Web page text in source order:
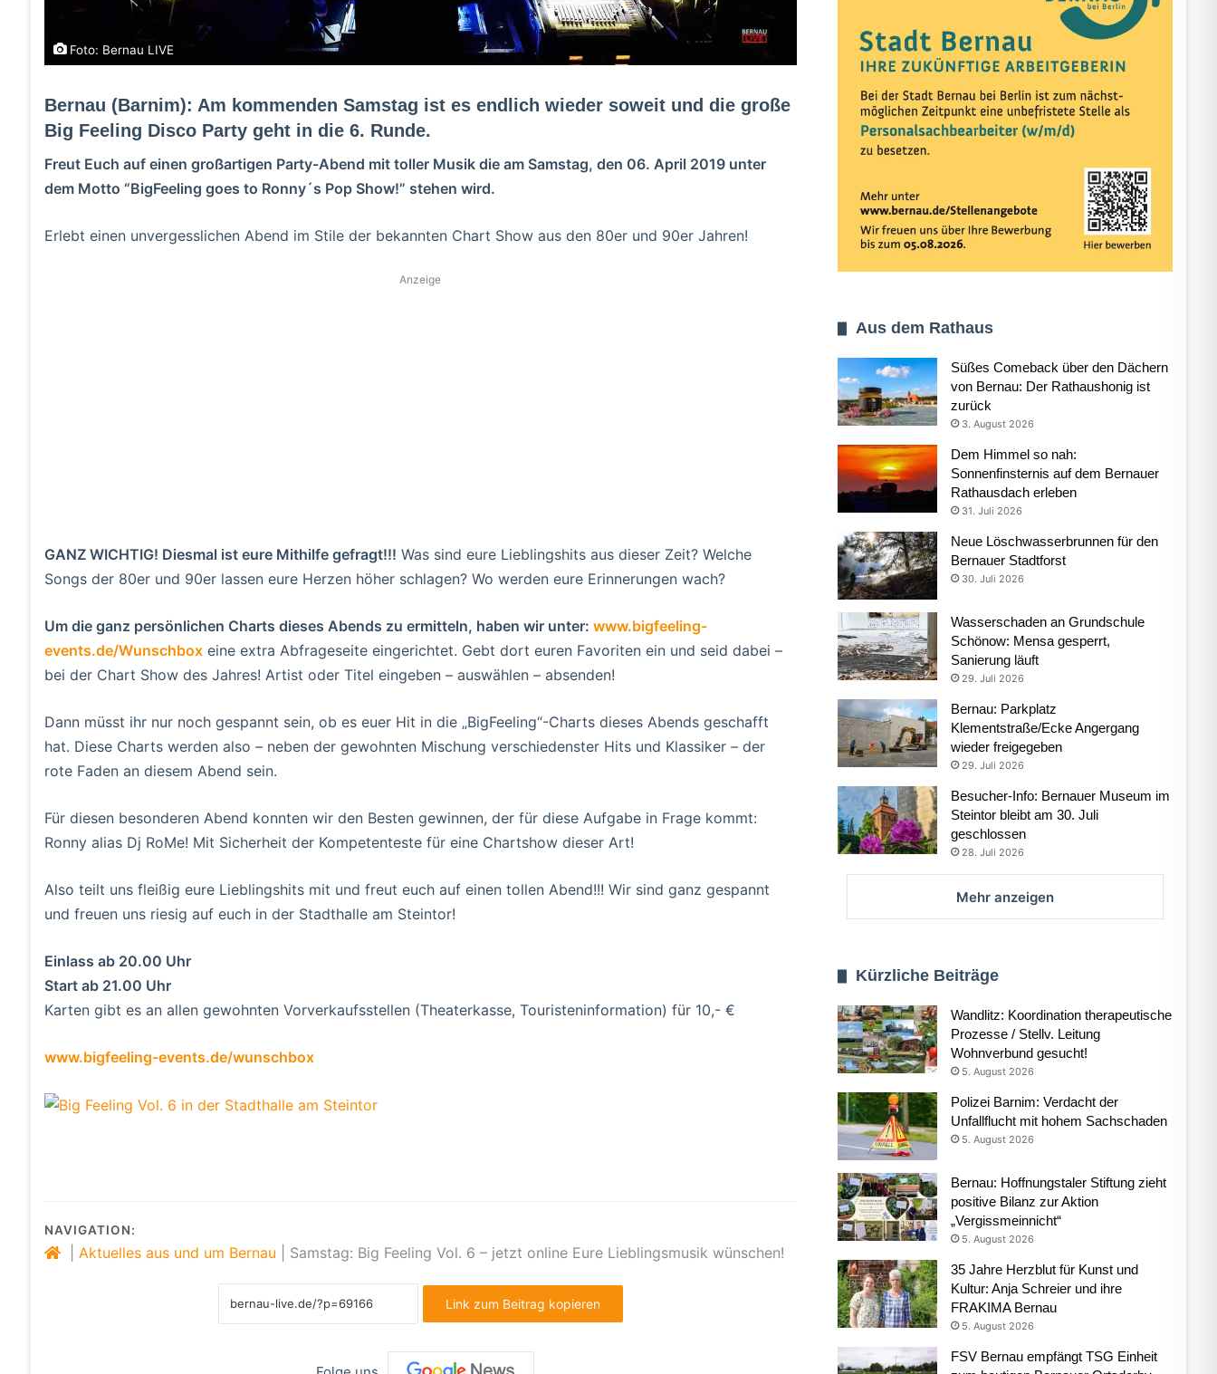
Foto: Bernau LIVE
Bernau (Barnim): Am kommenden Samstag ist es endlich wieder soweit und die große
Big Feeling Disco Party geht in die 6. Runde.
Freut Euch auf einen großartigen Party-Abend mit toller Musik die am Samstag, den 06. April 2019 unter
dem Motto “BigFeeling goes to Ronny´s Pop Show!” stehen wird.
Erlebt einen unvergesslichen Abend im Stile der bekannten Chart Show aus den 80er und 90er Jahren!
Anzeige
GANZ WICHTIG! Diesmal ist eure Mithilfe gefragt!!! Was sind eure Lieblingshits aus dieser Zeit? Welche
Songs der 80er und 90er lassen eure Herzen höher schlagen? Wo werden eure Erinnerungen wach?
Um die ganz persönlichen Charts dieses Abends zu ermitteln, haben wir unter: www.bigfeeling-
events.de/Wunschboxeine extra Abfrageseite eingerichtet. Gebt dort euren Favoriten ein und seid dabei –
bei der Chart Show des Jahres! Artist oder Titel eingeben – auswählen – absenden!
Dann müsst ihr nur noch gespannt sein, ob es euer Hit in die „BigFeeling“-Charts dieses Abends geschafft
hat. Diese Charts werden also – neben der gewohnten Mischung verschiedenster Hits und Klassiker – der
rote Faden an diesem Abend sein.
Für diesen besonderen Abend konnten wir den Besten gewinnen, der für diese Aufgabe in Frage kommt:
Ronny alias Dj RoMe! Mit Sicherheit der Kompetenteste für eine Chartshow dieser Art!
Also teilt uns fleißig eure Lieblingshits mit und freut euch auf einen tollen Abend!!! Wir sind ganz gespannt
und freuen uns riesig auf euch in der Stadthalle am Steintor!
Einlass ab 20.00 Uhr
Start ab 21.00 Uhr
Karten gibt es an allen gewohnten Vorverkaufsstellen (Theaterkasse, Touristeninformation) für 10,- €
www.bigfeeling-events.de/wunschbox
NAVIGATION:
Aktuelles aus und um Bernau Samstag: Big Feeling Vol. 6 – jetzt online Eure Lieblingsmusik wünschen!
Link zum Beitrag kopieren
Aus dem Rathaus
Süßes Comeback über den Dächern
von Bernau: Der Rathaushonig ist
zurück
3. August 2026
Dem Himmel so nah:
Sonnenfinsternis auf dem Bernauer
Rathausdach erleben
31. Juli 2026
Neue Löschwasserbrunnen für den
Bernauer Stadtforst
30. Juli 2026
Wasserschaden an Grundschule
Schönow: Mensa gesperrt,
Sanierung läuft
29. Juli 2026
Bernau: Parkplatz
Klementstraße/Ecke Angergang
wieder freigegeben
29. Juli 2026
Besucher-Info: Bernauer Museum im
Steintor bleibt am 30. Juli
geschlossen
28. Juli 2026
Mehr anzeigen
Kürzliche Beiträge
Wandlitz: Koordination therapeutische
Prozesse / Stellv. Leitung
Wohnverbund gesucht!
5. August 2026
Polizei Barnim: Verdacht der
Unfallflucht mit hohem Sachschaden
5. August 2026
Bernau: Hoffnungstaler Stiftung zieht
positive Bilanz zur Aktion
„Vergissmeinnicht“
5. August 2026
35 Jahre Herzblut für Kunst und
Kultur: Anja Schreier und ihre
FRAKIMA Bernau
5. August 2026
FSV Bernau empfängt TSG Einheit